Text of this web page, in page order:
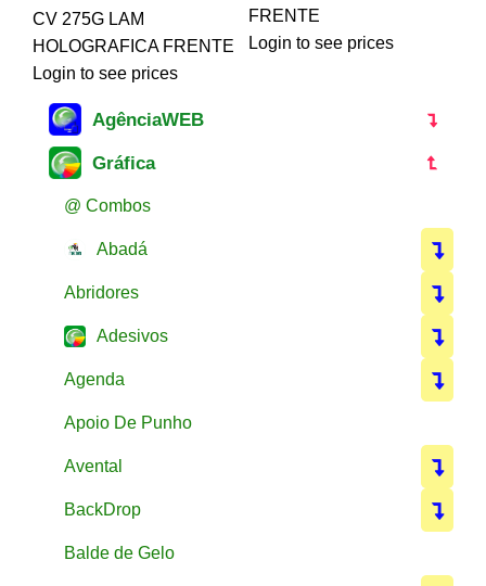
CV 275G LAM
HOLOGRAFICA FRENTE
Login to see prices
FRENTE
Login to see prices
AgênciaWEB
Gráfica
@ Combos
Abadá
Abridores
Adesivos
Agenda
Apoio De Punho
Avental
BackDrop
Balde de Gelo